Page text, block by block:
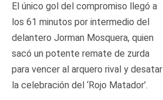
El único gol del compromiso llegó a
los 61 minutos por intermedio del
delantero Jorman Mosquera, quien
sacó un potente remate de zurda
para vencer al arquero rival y desatar
la celebración del ‘Rojo Matador’.